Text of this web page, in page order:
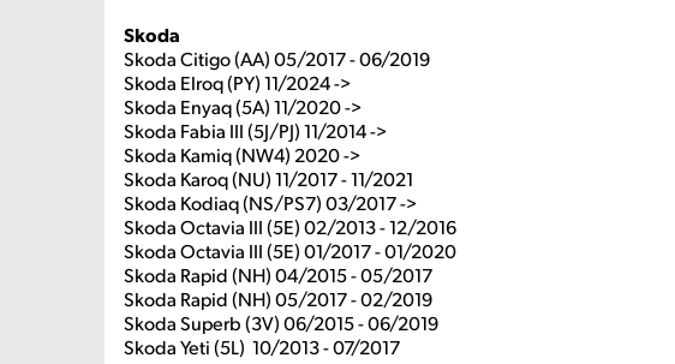
Skoda
Skoda Citigo (AA) 05/2017 - 06/2019
Skoda Elroq (PY) 11/2024 ->
Skoda Enyaq (5A) 11/2020 ->
Skoda Fabia III (5J/PJ) 11/2014 ->
Skoda Kamiq (NW4) 2020 ->
Skoda Karoq (NU) 11/2017 - 11/2021
Skoda Kodiaq (NS/PS7) 03/2017 ->
Skoda Octavia III (5E) 02/2013 - 12/2016
Skoda Octavia III (5E) 01/2017 - 01/2020
Skoda Rapid (NH) 04/2015 - 05/2017
Skoda Rapid (NH) 05/2017 - 02/2019
Skoda Superb (3V) 06/2015 - 06/2019
Skoda Yeti (5L) 10/2013 - 07/2017